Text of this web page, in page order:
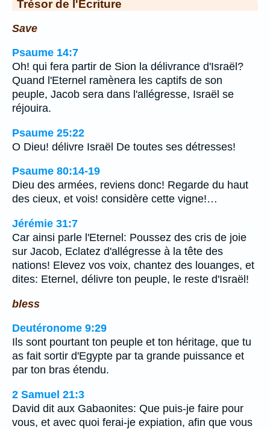
Trésor de l'Écriture
Save
Psaume 14:7
Oh! qui fera partir de Sion la délivrance d'Israël?
Quand l'Eternel ramènera les captifs de son
peuple, Jacob sera dans l'allégresse, Israël se
réjouira.
Psaume 25:22
O Dieu! délivre Israël De toutes ses détresses!
Psaume 80:14-19
Dieu des armées, reviens donc! Regarde du haut
des cieux, et vois! considère cette vigne!…
Jérémie 31:7
Car ainsi parle l'Eternel: Poussez des cris de joie
sur Jacob, Eclatez d'allégresse à la tête des
nations! Elevez vos voix, chantez des louanges, et
dites: Eternel, délivre ton peuple, le reste d'Israël!
bless
Deutéronome 9:29
Ils sont pourtant ton peuple et ton héritage, que tu
as fait sortir d'Egypte par ta grande puissance et
par ton bras étendu.
2 Samuel 21:3
David dit aux Gabaonites: Que puis-je faire pour
vous, et avec quoi ferai-je expiation, afin que vous